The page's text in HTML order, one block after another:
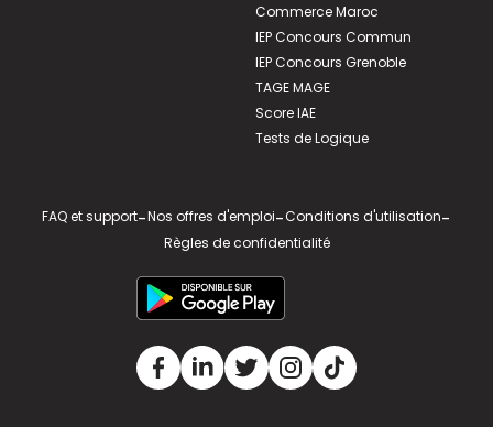
Commerce Maroc
IEP Concours Commun
IEP Concours Grenoble
TAGE MAGE
Score IAE
Tests de Logique
FAQ et support-Nos offres d'emploi-Conditions d'utilisation-
Règles de confidentialité